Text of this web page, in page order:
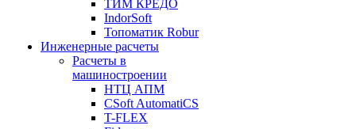
ТИМ КРЕДО
IndorSoft
Топоматик Robur
Инженерные расчеты
Расчеты в
машиностроении
НТЦ АПМ
CSoft AutomatiCS
T-FLEX